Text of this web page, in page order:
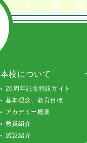
本校について
20周年記念特設サイト
基本理念、教育目標
アカデミー概要
教員紹介
施設紹介